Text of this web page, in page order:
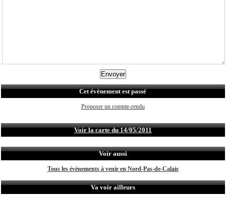
Cet évènement est passé
Proposer un compte-rendu
Voir la carte du 14/05/2011
Voir aussi
Tous les évènements à venir en Nord-Pas-de-Calais
Va voir ailleurs